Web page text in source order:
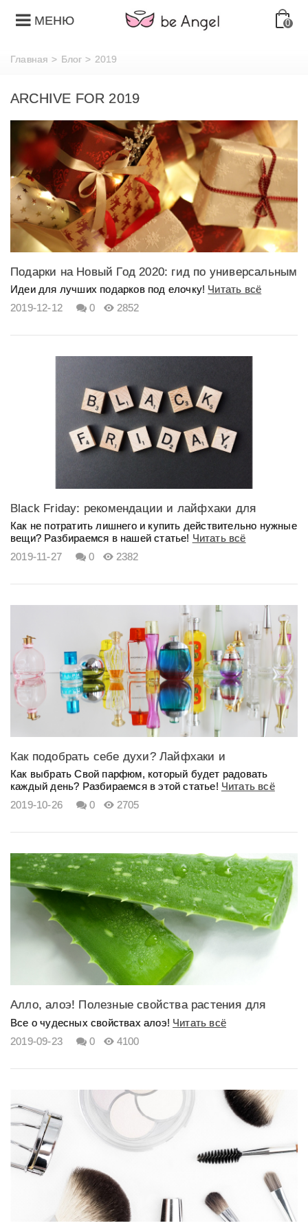
МЕНЮ 0
Главная > Блог > 2019
ARCHIVE FOR 2019
Подарки на Новый Год 2020: гид по универсальным
презентам всех времен!
Идеи для лучших подарков под елочку! Читать всё
2019-12-12
0 2852
Black Friday: рекомендации и лайфхаки для
выгодного шоппинга
Как не потратить лишнего и купить действительно нужные
вещи? Разбираемся в нашей статье! Читать всё
2019-11-27
0 2382
Как подобрать себе духи? Лайфхаки и
рекомендации
Как выбрать Свой парфюм, который будет радовать
каждый день? Разбираемся в этой статье! Читать всё
2019-10-26
0 2705
Алло, алоэ! Полезные свойства растения для
красоты и здоровья
Все о чудесных свойствах алоэ! Читать всё
2019-09-23
0 4100